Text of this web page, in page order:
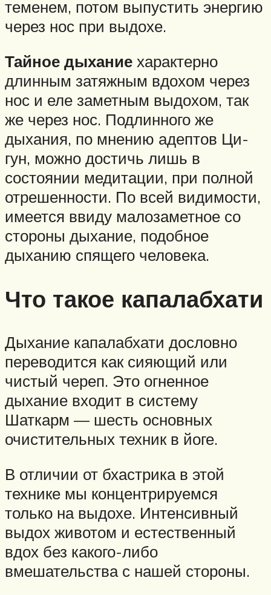
теменем, потом выпустить энергию
через нос при выдохе.
Тайное дыхание характерно
длинным затяжным вдохом через
нос и еле заметным выдохом, так
же через нос. Подлинного же
дыхания, по мнению адептов Ци-
гун, можно достичь лишь в
состоянии медитации, при полной
отрешенности. По всей видимости,
имеется ввиду малозаметное со
стороны дыхание, подобное
дыханию спящего человека.
Что такое капалабхати
Дыхание капалабхати дословно
переводится как сияющий или
чистый череп. Это огненное
дыхание входит в систему
Шаткарм — шесть основных
очистительных техник в йоге.
В отличии от бхастрика в этой
технике мы концентрируемся
только на выдохе. Интенсивный
выдох животом и естественный
вдох без какого-либо
вмешательства с нашей стороны.